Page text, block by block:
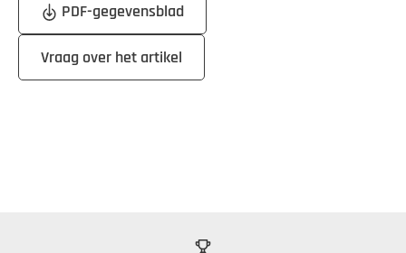
PDF-gegevensblad
Vraag over het artikel